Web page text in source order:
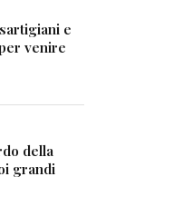
e
venire
della
grandi